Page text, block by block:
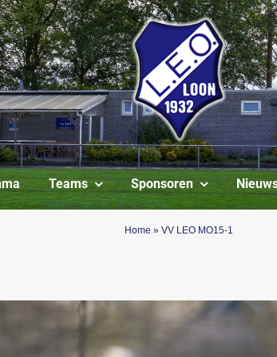
Teams Sponsoren
Home » VV LEO MO15-1